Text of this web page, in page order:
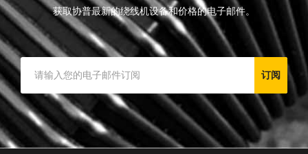
获取协普最新的绕线机设备和价格的电子邮件。
订阅